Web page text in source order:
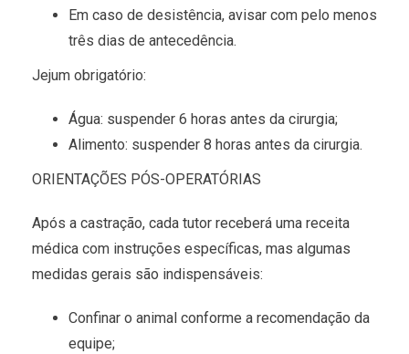
Em caso de desistência, avisar com pelo menos
três dias de antecedência.
Jejum obrigatório:
Água: suspender 6 horas antes da cirurgia;
Alimento: suspender 8 horas antes da cirurgia.
ORIENTAÇÕES PÓS-OPERATÓRIAS
Após a castração, cada tutor receberá uma receita
médica com instruções específicas, mas algumas
medidas gerais são indispensáveis:
Confinar o animal conforme a recomendação da
equipe;